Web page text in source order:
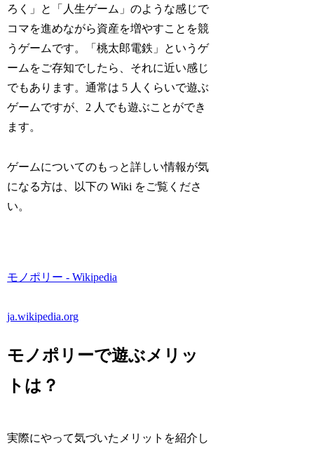
ろく」と「人生ゲーム」のような感じで
コマを進めながら資産を増やすことを競
うゲームです。「桃太郎電鉄」というゲ
ームをご存知でしたら、それに近い感じ
でもあります。通常は 5 人くらいで遊ぶ
ゲームですが、2 人でも遊ぶことができ
ます。
ゲームについてのもっと詳しい情報が気
になる方は、以下の Wiki をご覧くださ
い。
モノポリー - Wikipedia
ja.wikipedia.org
モノポリーで遊ぶメリッ
トは？
実際にやって気づいたメリットを紹介し